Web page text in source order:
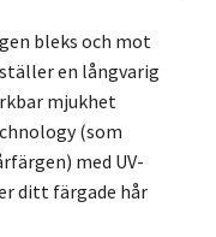
bleks och mot
en långvarig
mjukhet
(som
med UV-
ditt färgade hår